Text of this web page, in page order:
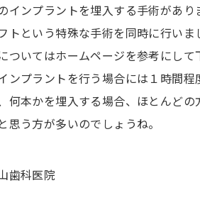
インプラントを埋入する手術があり
トという特殊な手術を同時に行いま
ついてはホームページを参考にして
ンプラントを行う場合には１時間
何本かを埋入する場合、ほとんどの
思う方が多いのでしょうね。
歯科医院